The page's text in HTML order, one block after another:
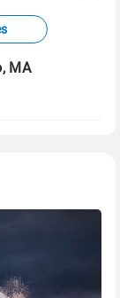
Previsão
dados
MA